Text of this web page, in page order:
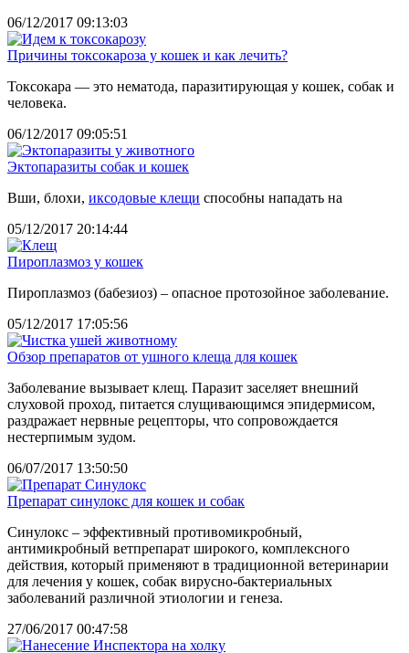
06/12/2017 09:13:03
Причины токсокароза у кошек и как лечить?
Токсокара — это нематода, паразитирующая у кошек, собак и
человека.
06/12/2017 09:05:51
Эктопаразиты собак и кошек
Вши, блохи, иксодовые клещи способны нападать на
05/12/2017 20:14:44
Пироплазмоз у кошек
Пироплазмоз (бабезиоз) – опасное протозойное заболевание.
05/12/2017 17:05:56
Обзор препаратов от ушного клеща для кошек
Заболевание вызывает клещ. Паразит заселяет внешний
слуховой проход, питается слущивающимся эпидермисом,
раздражает нервные рецепторы, что сопровождается
нестерпимым зудом.
06/07/2017 13:50:50
Препарат синулокс для кошек и собак
Синулокс – эффективный противомикробный,
антимикробный ветпрепарат широкого, комплексного
действия, который применяют в традиционной ветеринарии
для лечения у кошек, собак вирусно-бактериальных
заболеваний различной этиологии и генеза.
27/06/2017 00:47:58